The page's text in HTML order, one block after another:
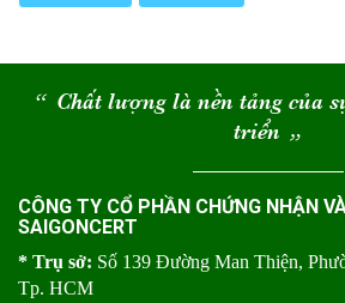
“ Chất lượng là nền tảng của
triển “
CÔNG TY CỔ PHẦN CHỨNG NHẬN
SAIGONCERT
* Trụ sở: Số 139 Đường Man Thiện,
Tp. HCM